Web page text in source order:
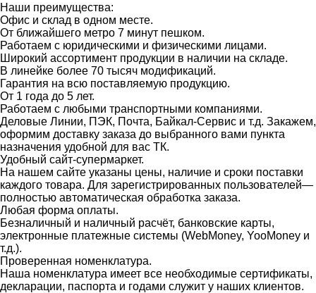
Наши преимущества:
Офис и склад в одном месте.
От ближайшего метро 7 минут пешком.
Работаем с юридическими и физическими лицами.
Широкий ассортимент продукции в наличии на складе.
В линейке более 70 тысяч модификаций.
Гарантия на всю поставляемую продукцию.
От 1 года до 5 лет.
Работаем с любыми транспортными компаниями.
Деловые Линии, ПЭК, Почта, Байкал-Сервис и т.д. Закажем,
оформим доставку заказа до выбранного вами пункта
назначения удобной для вас ТК.
Удобный сайт-супермаркет.
На нашем сайте указаны цены, наличие и сроки поставки
каждого товара. Для зарегистрированных пользователей—
полностью автоматическая обработка заказа.
Любая форма оплаты.
Безналичный и наличный расчёт, банковские карты,
электронные платежные системы (WebMoney, YooMoney и
т.д.).
Проверенная номенклатура.
Наша номенклатура имеет все необходимые сертификаты,
декларации, паспорта и годами служит у наших клиентов.